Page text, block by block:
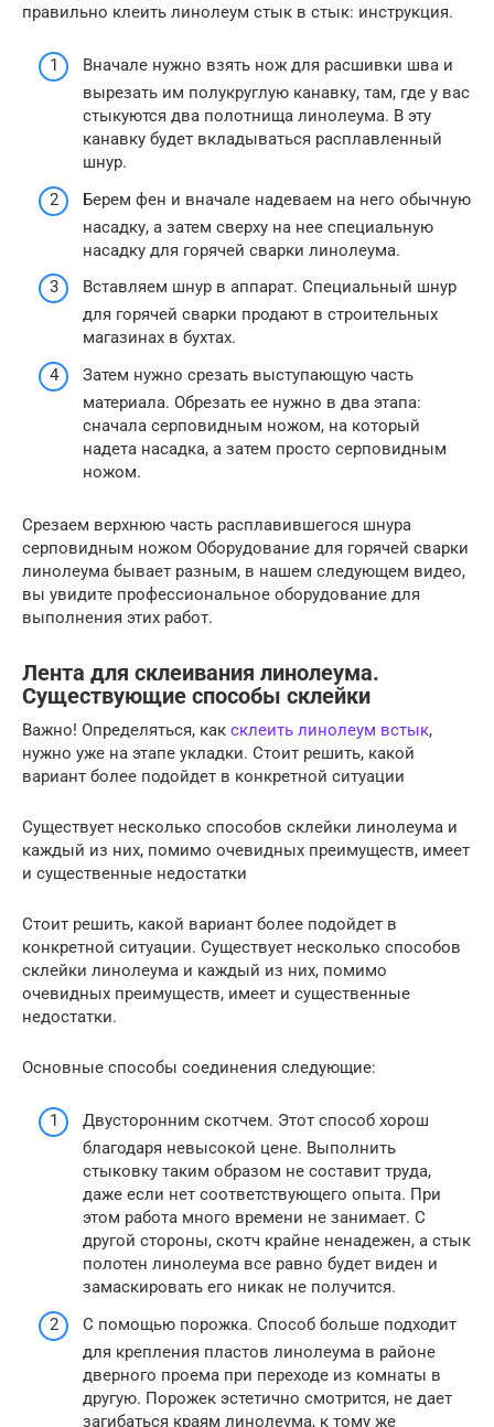
правильно клеить линолеум стык в стык: инструкция.
Вначале нужно взять нож для расшивки шва и
вырезать им полукруглую канавку, там, где у вас
стыкуются два полотнища линолеума. В эту
канавку будет вкладываться расплавленный
шнур.
Берем фен и вначале надеваем на него обычную
насадку, а затем сверху на нее специальную
насадку для горячей сварки линолеума.
Вставляем шнур в аппарат. Специальный шнур
для горячей сварки продают в строительных
магазинах в бухтах.
Затем нужно срезать выступающую часть
материала. Обрезать ее нужно в два этапа:
сначала серповидным ножом, на который
надета насадка, а затем просто серповидным
ножом.
Срезаем верхнюю часть расплавившегося шнура
серповидным ножом Оборудование для горячей сварки
линолеума бывает разным, в нашем следующем видео,
вы увидите профессиональное оборудование для
выполнения этих работ.
Лента для склеивания линолеума.
Существующие способы склейки
Важно! Определяться, как склеить линолеум встык,
нужно уже на этапе укладки. Стоит решить, какой
вариант более подойдет в конкретной ситуации
Существует несколько способов склейки линолеума и
каждый из них, помимо очевидных преимуществ, имеет
и существенные недостатки
Стоит решить, какой вариант более подойдет в
конкретной ситуации. Существует несколько способов
склейки линолеума и каждый из них, помимо
очевидных преимуществ, имеет и существенные
недостатки.
Основные способы соединения следующие:
Двусторонним скотчем. Этот способ хорош
благодаря невысокой цене. Выполнить
стыковку таким образом не составит труда,
даже если нет соответствующего опыта. При
этом работа много времени не занимает. С
другой стороны, скотч крайне ненадежен, а стык
полотен линолеума все равно будет виден и
замаскировать его никак не получится.
С помощью порожка. Способ больше подходит
для крепления пластов линолеума в районе
дверного проема при переходе из комнаты в
другую. Порожек эстетично смотрится, не дает
загибаться краям линолеума, к тому же